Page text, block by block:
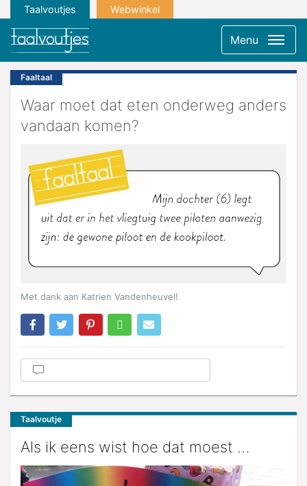
Taalvoutjes Webwinkel
Menu
Faaltaal
Waar moet dat eten onderweg anders
vandaan komen?
Met dank aan Katrien Vandenheuvel!
Taalvoutje
Als ik eens wist hoe dat moest …